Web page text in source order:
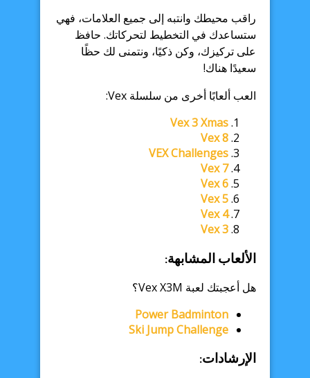
راقب محيطك وانتبه إلى جميع العلامات، فهي
ستساعدك في التخطيط لتحركاتك. حافظ
على تركيزك، وكن ذكيًا، ونتمنى لك حظًا
سعيدًا هناك!
العب ألعابًا أخرى من سلسلة Vex:
Vex 3 Xmas
Vex 8
VEX Challenges
Vex 7
Vex 6
Vex 5
Vex 4
Vex 3
الألعاب المشابهة:
هل أعجبتك لعبة Vex X3M؟
Power Badminton
Ski Jump Challenge
الإرشادات: